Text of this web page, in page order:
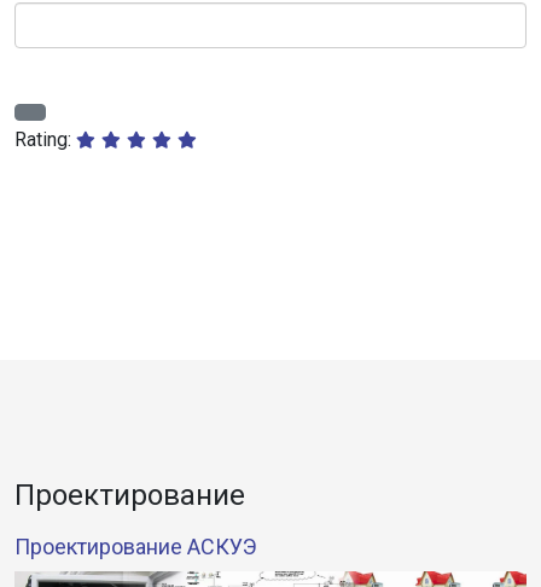
Rating:
Проектирование
Проектирование АСКУЭ